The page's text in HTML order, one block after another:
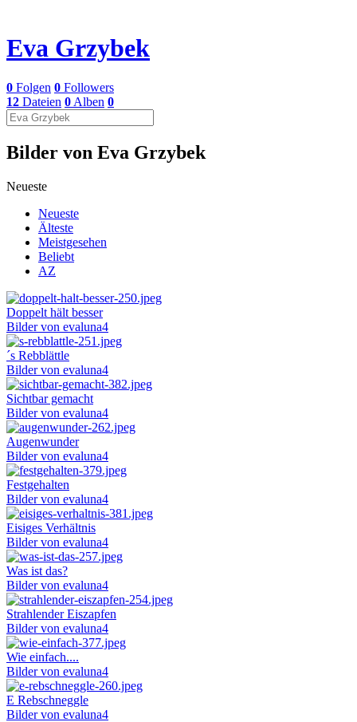
Eva Grzybek
0 Folgen 0 Followers
12 Dateien 0 Alben 0
Bilder von Eva Grzybek
Neueste
Neueste
Älteste
Meistgesehen
Beliebt
AZ
Doppelt hält besser
Bilder von evaluna4
´s Rebblättle
Bilder von evaluna4
Sichtbar gemacht
Bilder von evaluna4
Augenwunder
Bilder von evaluna4
Festgehalten
Bilder von evaluna4
Eisiges Verhältnis
Bilder von evaluna4
Was ist das?
Bilder von evaluna4
Strahlender Eiszapfen
Bilder von evaluna4
Wie einfach....
Bilder von evaluna4
E Rebschneggle
Bilder von evaluna4